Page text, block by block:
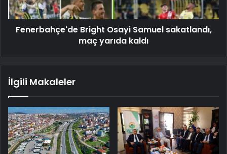
Fenerbahçe'de Bright Osayi Samuel sakatlandı,
maç yarıda kaldı
İlgili Makaleler